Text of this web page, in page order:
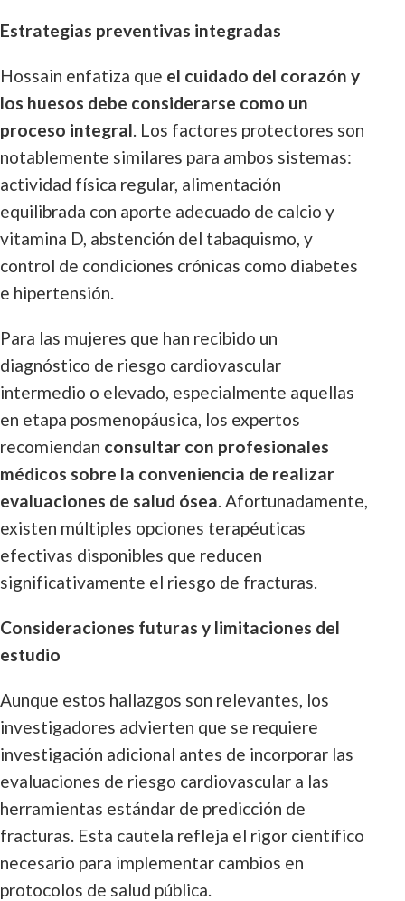
Estrategias preventivas integradas
Hossain enfatiza que el cuidado del corazón y
los huesos debe considerarse como un
proceso integral. Los factores protectores son
notablemente similares para ambos sistemas:
actividad física regular, alimentación
equilibrada con aporte adecuado de calcio y
vitamina D, abstención del tabaquismo, y
control de condiciones crónicas como diabetes
e hipertensión.
Para las mujeres que han recibido un
diagnóstico de riesgo cardiovascular
intermedio o elevado, especialmente aquellas
en etapa posmenopáusica, los expertos
recomiendan consultar con profesionales
médicos sobre la conveniencia de realizar
evaluaciones de salud ósea. Afortunadamente,
existen múltiples opciones terapéuticas
efectivas disponibles que reducen
significativamente el riesgo de fracturas.
Consideraciones futuras y limitaciones del
estudio
Aunque estos hallazgos son relevantes, los
investigadores advierten que se requiere
investigación adicional antes de incorporar las
evaluaciones de riesgo cardiovascular a las
herramientas estándar de predicción de
fracturas. Esta cautela refleja el rigor científico
necesario para implementar cambios en
protocolos de salud pública.